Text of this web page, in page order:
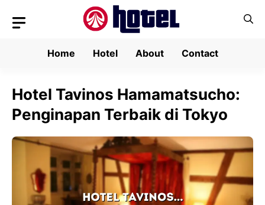
Home
Hotel About Contact
Hotel Tavinos Hamamatsucho:
Penginapan Terbaik di Tokyo